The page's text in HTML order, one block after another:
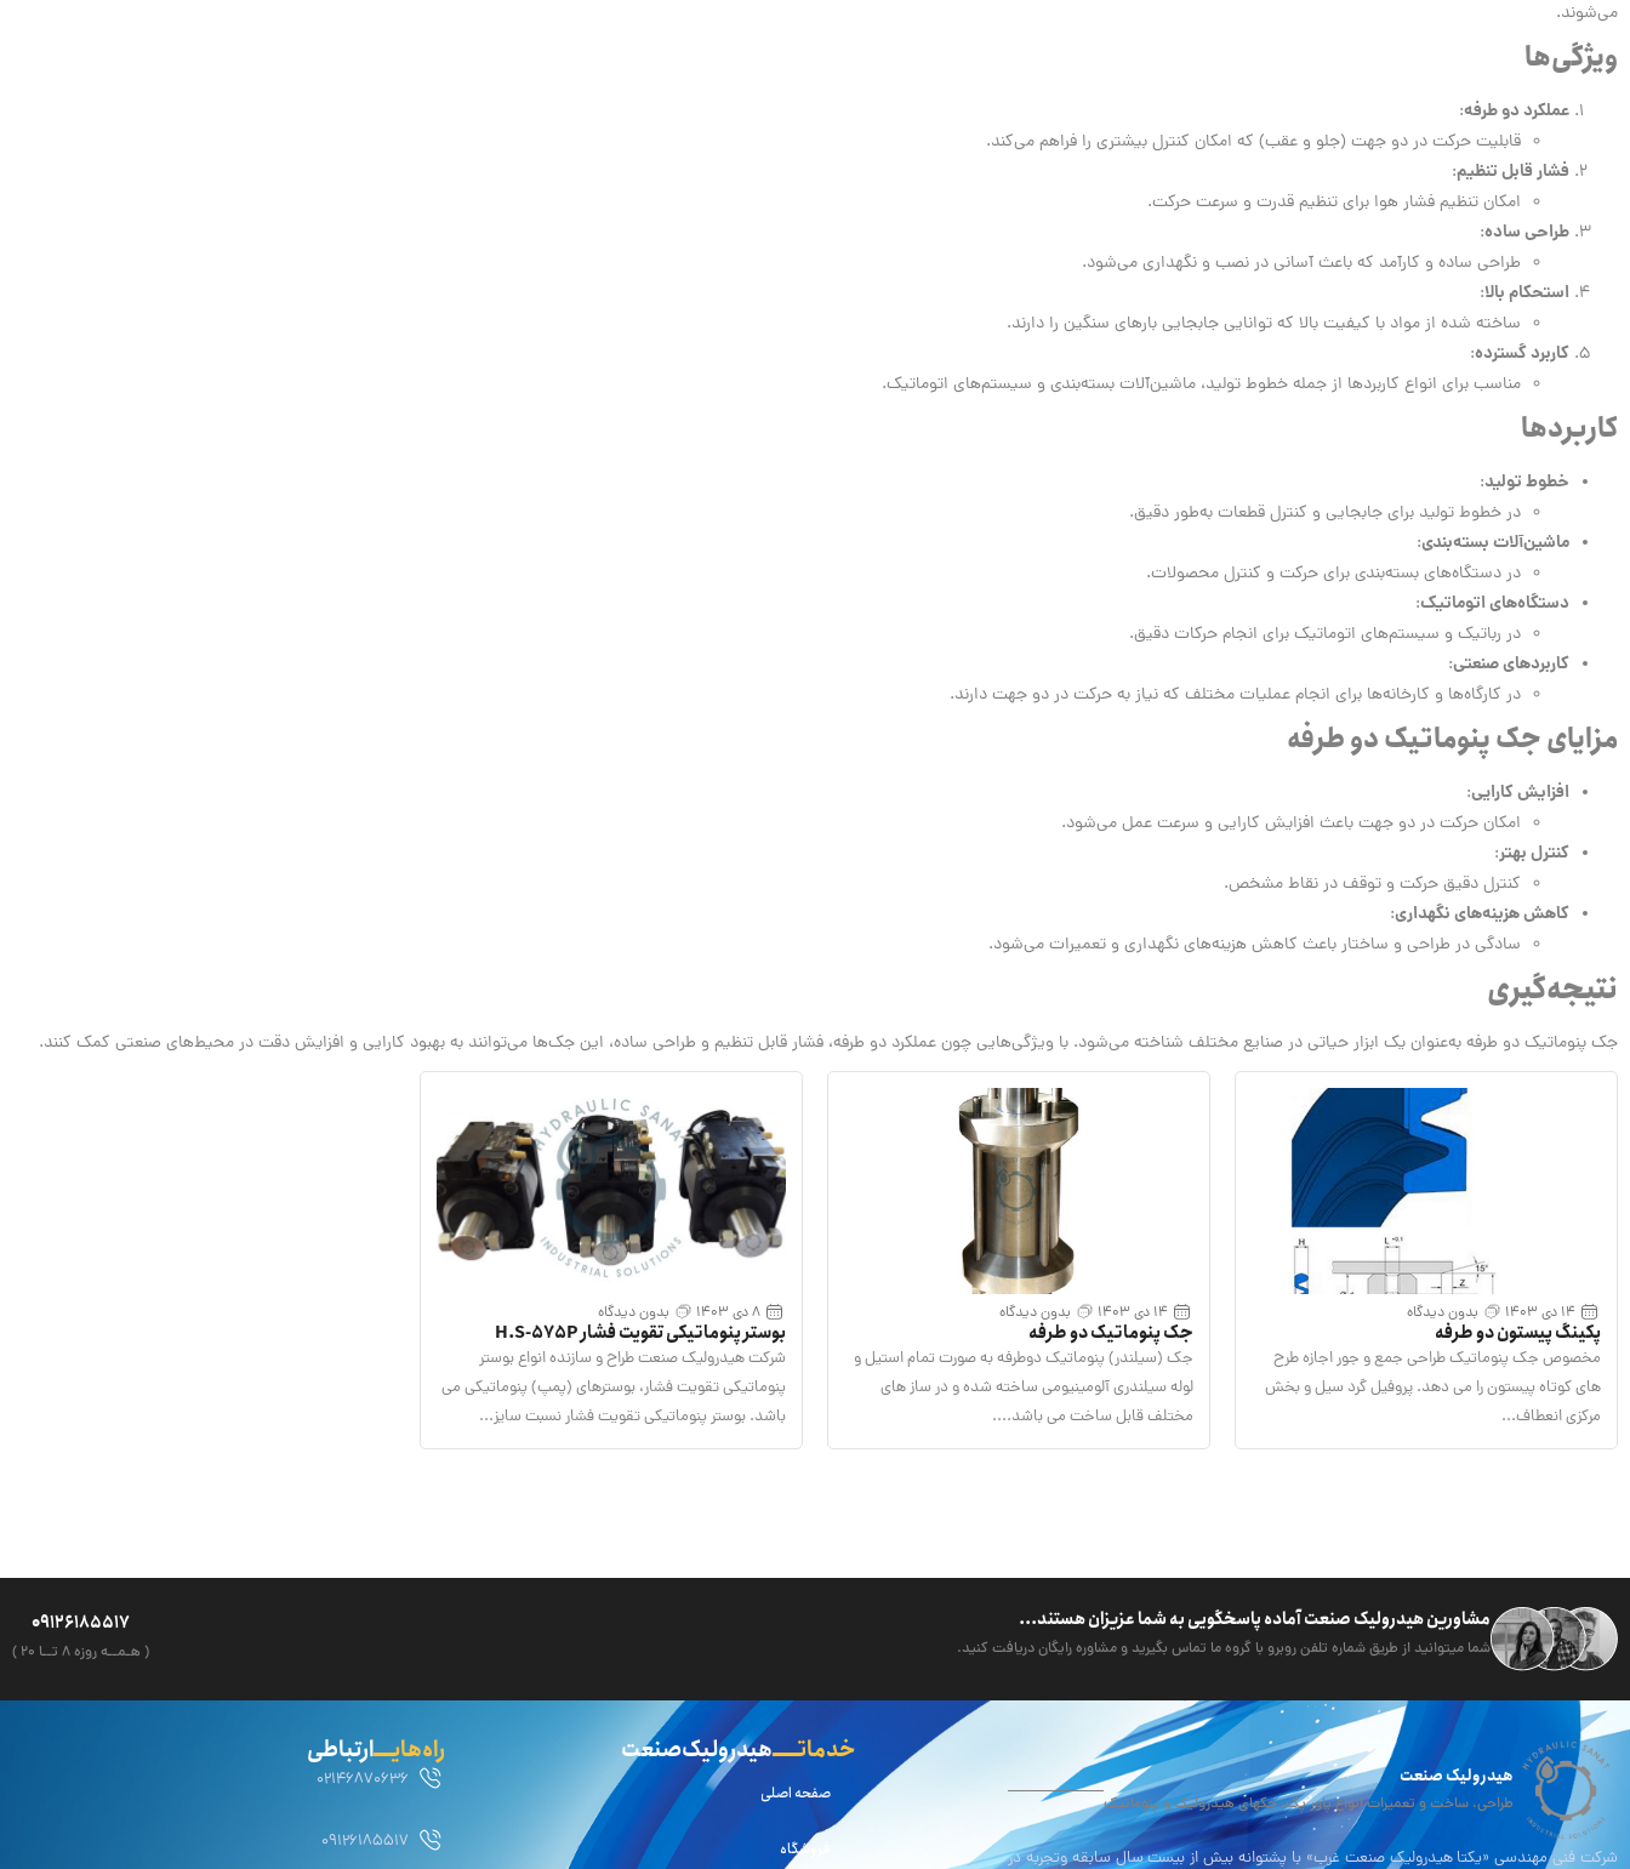
می‌شوند.
ویژگی‌ها
عملکرد دو طرفه:
قابلیت حرکت در دو جهت (جلو و عقب) که امکان کنترل بیشتری را فراهم می‌کند.
فشار قابل تنظیم:
امکان تنظیم فشار هوا برای تنظیم قدرت و سرعت حرکت.
طراحی ساده:
طراحی ساده و کارآمد که باعث آسانی در نصب و نگهداری می‌شود.
استحکام بالا:
ساخته شده از مواد با کیفیت بالا که توانایی جابجایی بارهای سنگین را دارند.
کاربرد گسترده:
مناسب برای انواع کاربردها از جمله خطوط تولید، ماشین‌آلات بسته‌بندی و سیستم‌های اتوماتیک.
کاربردها
خطوط تولید:
در خطوط تولید برای جابجایی و کنترل قطعات به‌طور دقیق.
ماشین‌آلات بسته‌بندی:
در دستگاه‌های بسته‌بندی برای حرکت و کنترل محصولات.
دستگاه‌های اتوماتیک:
در رباتیک و سیستم‌های اتوماتیک برای انجام حرکات دقیق.
کاربردهای صنعتی:
در کارگاه‌ها و کارخانه‌ها برای انجام عملیات مختلف که نیاز به حرکت در دو جهت دارند.
مزایای جک پنوماتیک دو طرفه
افزایش کارایی:
امکان حرکت در دو جهت باعث افزایش کارایی و سرعت عمل می‌شود.
کنترل بهتر:
کنترل دقیق حرکت و توقف در نقاط مشخص.
کاهش هزینه‌های نگهداری:
سادگی در طراحی و ساختار باعث کاهش هزینه‌های نگهداری و تعمیرات می‌شود.
نتیجه‌گیری
جک پنوماتیک دو طرفه به‌عنوان یک ابزار حیاتی در صنایع مختلف شناخته می‌شود. با ویژگی‌هایی چون عملکرد دو طرفه، فشار قابل تنظیم و طراحی ساده، این جک‌ها می‌توانند به بهبود کارایی و افزایش دقت در محیط‌های صنعتی کمک کنند.
14 دی 1403 بدون دیدگاه
پکینگ پیستون دو طرفه
مخصوص جک پنوماتیک طراحی جمع و جور اجازه طرح
های کوتاه پیستون را می دهد. پروفیل گرد سیل و بخش
مرکزی انعطاف...
14 دی 1403 بدون دیدگاه
جک پنوماتیک دو طرفه
جک (سیلندر) پنوماتیک دوطرفه به صورت تمام استیل و
لوله سیلندری آلومینیومی ساخته شده و در ساز های
مختلف قابل ساخت می باشد....
8 دی 1403 بدون دیدگاه
بوستر پنوماتیکی تقویت فشار H.S-575P
شرکت هیدرولیک صنعت طراح و سازنده انواع بوستر
پنوماتیکی تقویت فشار، بوسترهای (پمپ) پنوماتیکی می
باشد. بوستر پنوماتیکی تقویت فشار نسبت سایز...
مشاورین هیدرولیک صنعت آماده پاسخگویی به شما عزیزان هستند...
شما میتوانید از طریق شماره تلفن روبرو با گروه ما تماس بگیرید و مشاوره رایگان دریافت کنید.
09126185517
( هـمــه روزه ۸ تــا ۲۰ )
هیدرولیک صنعت
طراحی، ساخت و تعمیرات انواع پاور پک، جکهای هیدرولیک و پنوماتیک
شرکت فنی مهندسی «یکتا هیدرولیک صنعت غرب» با پشتوانه بیش از بیست سال سابقه وتجربه در
خدماتـــــهیدرولیک صنعت
صفحه اصلی
فروشگاه
راه‌هایــــارتباطی
02146870636
09126185517